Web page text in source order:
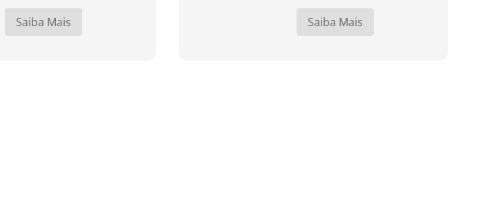
Saiba Mais Saiba Mais